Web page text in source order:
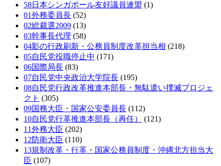
58日本シンガポール友好議員連盟 (1)
01外務委員長 (52)
02総裁選2009 (13)
03幹事長代理 (58)
04影の行政刷新・公務員制度改革担当相 (218)
05自民党役職停止中 (171)
06国際局長 (83)
07自民党中央政治大学院長 (195)
08自民党行政改革推進本部長・無駄遣い撲滅プロジェ
クト (305)
09国務大臣・国家公安委員長 (112)
10自民党行革推進本部長（再任）
(121)
11外務大臣 (202)
12防衛大臣 (110)
13規制改革・行革・国家公務員制度・沖縄北方担当大
臣 (107)